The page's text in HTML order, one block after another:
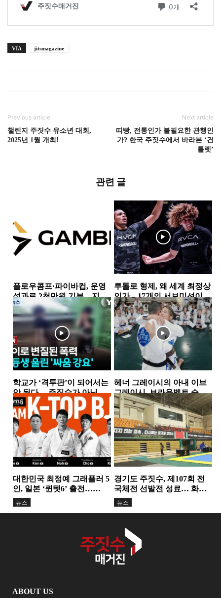
VIA jitsmagazine
Previous article
챌린지 주짓수 유소년 대회,
2025년 1월 개최!
Next article
띠빵, 전통인가 불필요한 관행인
가? 한국 주짓수에서 바라본 ‘건
틀렛’
관련 글
플로우콤프·파이바컵, 운영
성과로 2천만원 기부…지역
사회 상생 실천
뉴스
루톨로 형제, 왜 세계 최정상
인가…17개의 서브미션이
증명한 공격 본능
소식
학교가 ‘격투판’이 되어서는
안 된다… 주짓수가 아닌 폭
력을 배우는 아이들
뉴스
헤너 그레이시의 아내 이브
그레이시, 브라운벨트 승
급…18년간 이어온 헌신과
성장의 결실
뉴스
대한민국 최정예 그래플러 5
인, 일본 ‘퀸텟6’ 출전…
TEAM K-TOP BJJ, 서바이
벌...
뉴스
경기도 주짓수, 제107회 전
국체전 선발전 성료… 화합
과 도약의 무대 마련
뉴스
ABOUT US